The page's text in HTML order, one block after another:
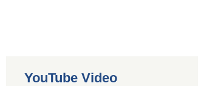
YouTube Video